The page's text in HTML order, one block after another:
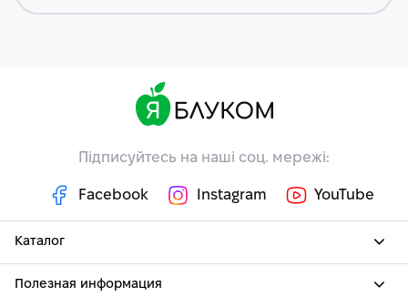
Підписуйтесь на наші соц. мережі:
Facebook Instagram YouTube
Каталог
Полезная информация